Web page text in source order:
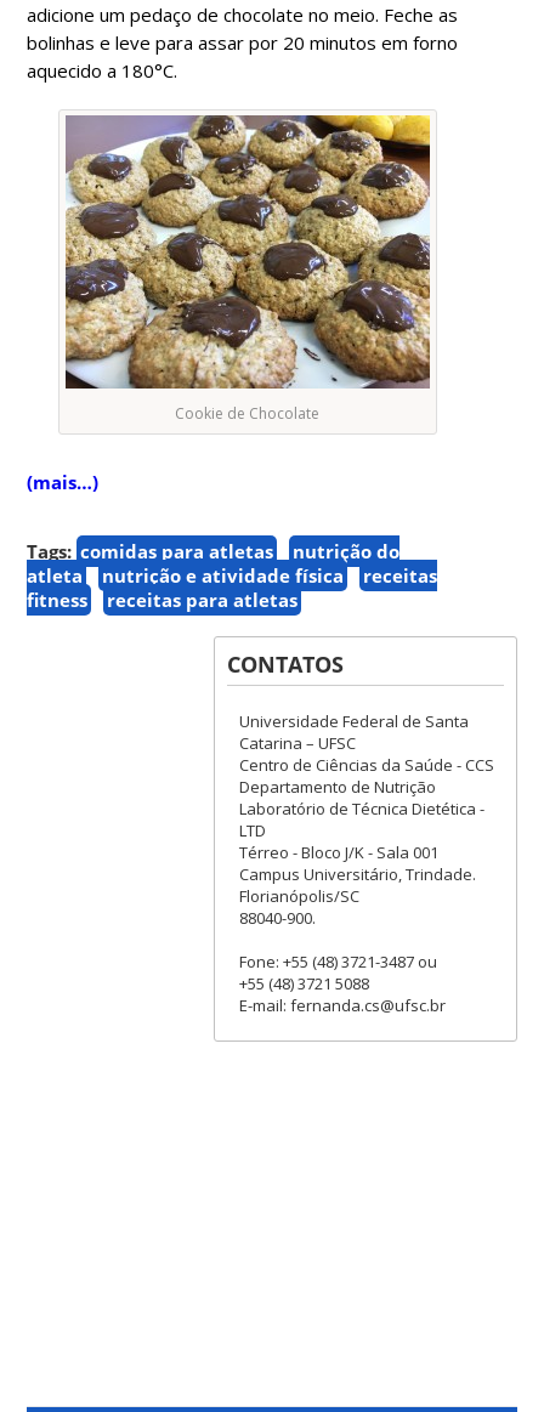
adicione um pedaço de chocolate no meio. Feche as
bolinhas e leve para assar por 20 minutos em forno
aquecido a 180°C.
Cookie de Chocolate
(mais…)
Tags: comidas para atletas
nutrição do
atleta
nutrição e atividade física
receitas
fitness
receitas para atletas
CONTATOS
Universidade Federal de Santa
Catarina – UFSC
Centro de Ciências da Saúde - CCS
Departamento de Nutrição
Laboratório de Técnica Dietética -
LTD
Térreo - Bloco J/K - Sala 001
Campus Universitário, Trindade.
Florianópolis/SC
88040-900.
Fone: +55 (48) 3721-3487 ou
+55 (48) 3721 5088
E-mail: fernanda.cs@ufsc.br